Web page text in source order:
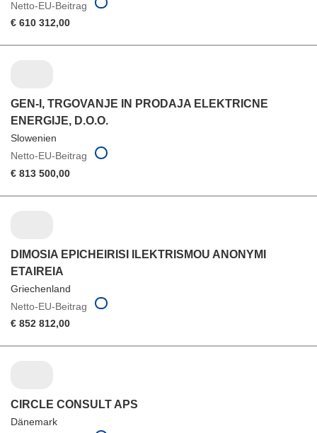
Netto-EU-Beitrag
€ 610 312,00
GEN-I, TRGOVANJE IN PRODAJA ELEKTRICNE
ENERGIJE, D.O.O.
Slowenien
Netto-EU-Beitrag
€ 813 500,00
DIMOSIA EPICHEIRISI ILEKTRISMOU ANONYMI
ETAIREIA
Griechenland
Netto-EU-Beitrag
€ 852 812,00
CIRCLE CONSULT APS
Dänemark